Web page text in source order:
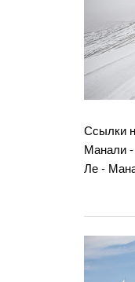
Ссылки
Манали
Ле -